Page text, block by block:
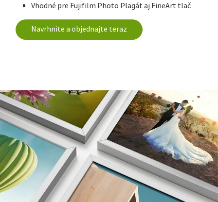
Vhodné pre Fujifilm Photo Plagát aj FineArt tlač
Navrhnite a objednajte teraz